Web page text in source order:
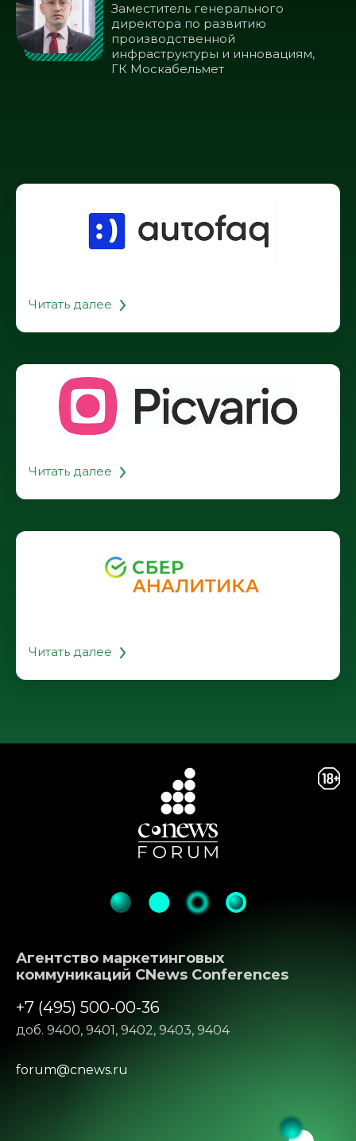
Заместитель генерального
директора по развитию
производственной
инфраструктуры и инновациям,
ГК Москабельмет
Читать далее
Читать далее
Читать далее
Агентство маркетинговых
коммуникаций CNews Conferences
+7 (495) 500-00-36
доб. 9400, 9401, 9402, 9403, 9404
forum@cnews.ru